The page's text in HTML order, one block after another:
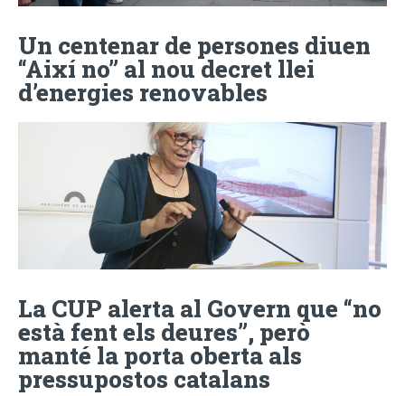
Un centenar de persones diuen
“Així no” al nou decret llei
d’energies renovables
La CUP alerta al Govern que “no
està fent els deures”, però
manté la porta oberta als
pressupostos catalans